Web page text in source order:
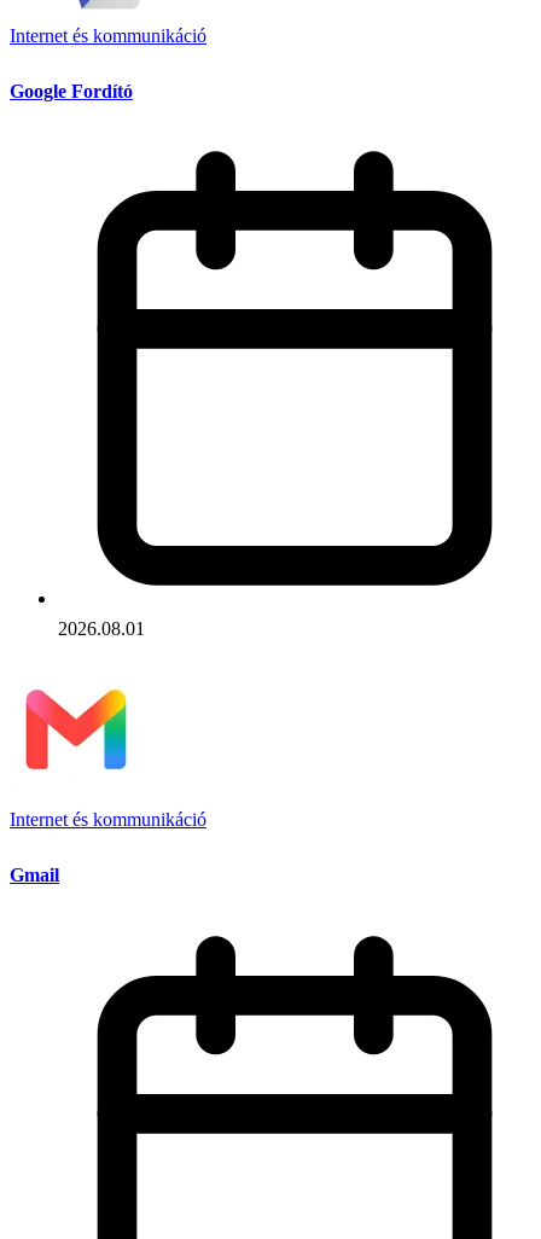
Internet és kommunikáció
Google Fordító
2026.08.01
Internet és kommunikáció
Gmail